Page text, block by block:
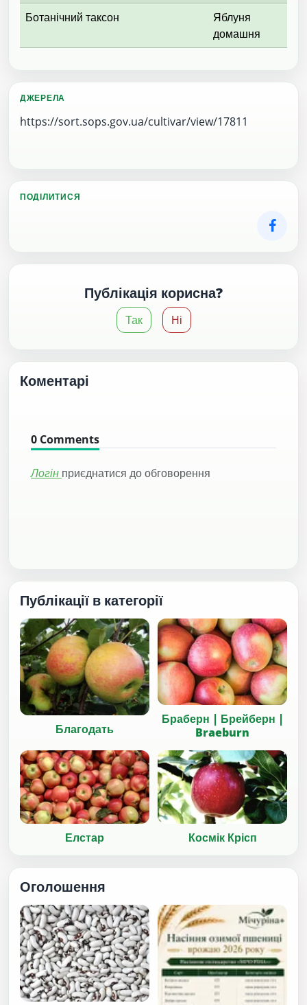
Ботанічний таксон
Яблуня
домашня
ДЖЕРЕЛА
https://sort.sops.gov.ua/cultivar/view/17811
ПОДІЛИТИСЯ
Публікація корисна?
Так Ні
Коментарі
0 Comments
Логін приєднатися до обговорення
Публікації в категорії
Благодать
Браберн | Брейберн |
Braeburn
Елстар Космік Крісп
Оголошення